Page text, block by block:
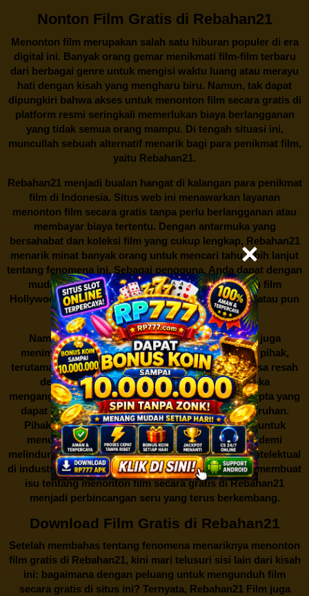
Nonton Film Gratis di Rebahan21
Menonton film merupakan salah satu hiburan populer di era
digital ini. Banyak orang gemar menikmati film-film terbaru
dari berbagai genre untuk mengisi waktu luang atau merayu
hati dengan kisah yang mengharu biru. Namun, tak dapat
dipungkiri bahwa akses untuk menonton film secara gratis di
platform resmi seringkali memerlukan biaya berlangganan
yang tidak semua orang mampu. Di tengah situasi ini,
muncullah sebuah alternatif menarik bagi para penikmat film,
yaitu Rebahan21.
Rebahan21menjadi bualan hangat di kalangan para penikmat
film di Indonesia. Situs web ini menawarkan layanan
menonton film secara gratis tanpa perlu berlangganan atau
membayar biaya tertentu. Dengan antarmuka yang
bersahabat dan koleksi film yang cukup lengkap, Rebahan21
menarik minat banyak orang untuk mencari tahu lebih lanjut
tentang fenomena ini. Sebagai pengguna, Anda dapat dengan
mudah mencari film yang ingin ditonton, baik itu film
Hollywood terbaru, drama Korea yang sedang hits, atau pun
produksi film lokal dengan kualitas terbaik.
Namun, seperti halnya cerita manis,Rebahan21juga
menimbulkan kontroversi di industri film. Banyak pihak,
terutama produsen film dan pemilik hak cipta, merasa resah
dengan maraknya situs-situs seperti ini. Mereka
menganggapnya sebagai bentuk pelanggaran hak cipta yang
dapat merugikan industri perfilman secara keseluruhan.
Pihak berwenang pun turut terlibat dalam upaya untuk
menutup situs-situs ilegal semacam Rebahan21 demi
melindungi keberlangsungan bisnis dan kekayaan intelektual
di industri hiburan. Konflik kepentingan inilah yang membuat
isu tentang menonton film secara gratis diRebahan21
menjadi perbincangan seru yang terus berkembang.
Download Film Gratis di Rebahan21
Setelah membahas tentang fenomena menariknya menonton
film gratis di Rebahan21, kini mari telusuri sisi lain dari kisah
ini: bagaimana dengan peluang untuk mengunduh film
secara gratis di situs ini? Ternyata, Rebahan21 Film juga